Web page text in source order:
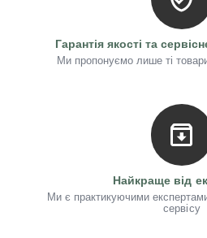
Гарантія якості та
Ми пропонуємо лише ті
Найкраще від
Ми є практикуючими експертами
сервісу